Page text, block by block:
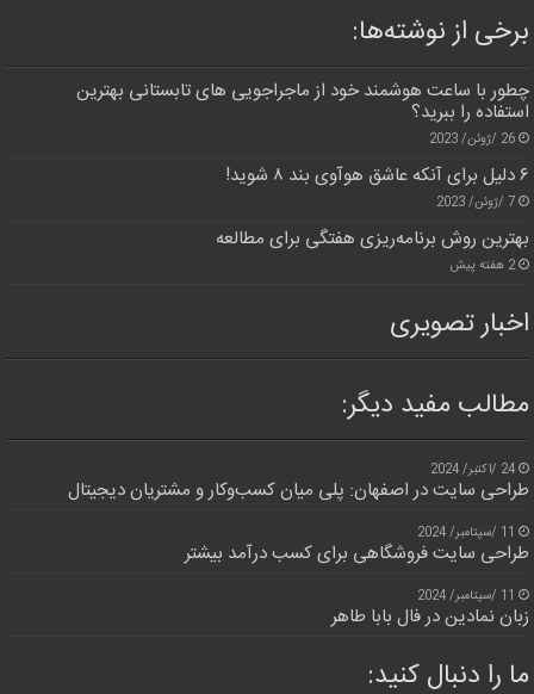
برخی از نوشته‌ها:
چطور با ساعت هوشمند خود از ماجراجویی های تابستانی بهترین
استفاده را ببرید؟
26 /ژوئن/ 2023
۶ دلیل برای آنکه عاشق هوآوی بند ۸ شوید!
7 /ژوئن/ 2023
بهترین روش برنامه‌ریزی هفتگی برای مطالعه
2 هفته پیش
اخبار تصویری
مطالب مفید دیگر:
24 /اکتبر/ 2024
طراحی سایت در اصفهان: پلی میان کسب‌وکار و مشتریان دیجیتال
11 /سپتامبر/ 2024
طراحی سایت فروشگاهی برای کسب درآمد بیشتر
11 /سپتامبر/ 2024
زبان نمادین در فال بابا طاهر
ما را دنبال کنید: